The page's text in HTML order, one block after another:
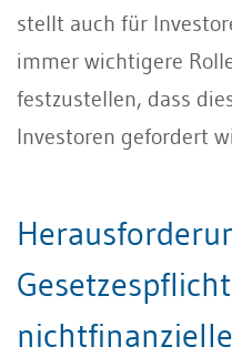
stellt auch für
immer wichtigere
festzustellen, dass
Investoren gefordert